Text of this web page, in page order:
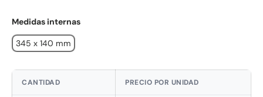
Medidas internas
345 x 140 mm
CANTIDAD PRECIO POR UNIDAD